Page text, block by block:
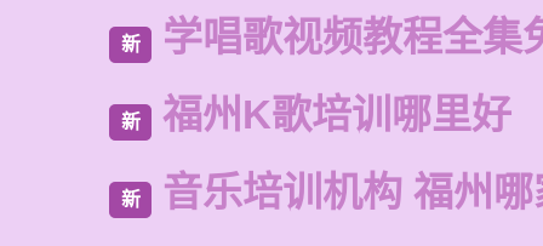
新 学唱歌视频教程全集
新 福州K歌培训哪里好
新 音乐培训机构 福州